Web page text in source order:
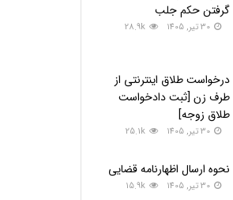
گرفتن حکم جلب
درخواست طلاق اینترنتی از
طرف زن [ثبت دادخواست
طلاق زوجه]
نحوه ارسال اظهارنامه قضایی